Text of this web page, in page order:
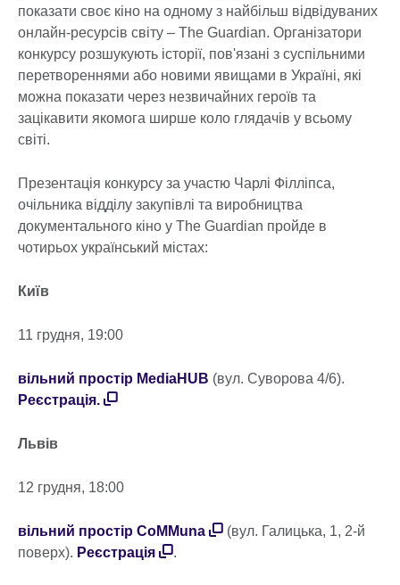
показати своє кіно на одному з найбільш відвідуваних
онлайн-ресурсів світу – The Guardian. Організатори
конкурсу розшукують історії, пов'язані з суспільними
перетвореннями або новими явищами в Україні, які
можна показати через незвичайних героїв та
зацікавити якомога ширше коло глядачів у всьому
світі.
Презентація конкурсу за участю Чарлі Філліпса,
очільника відділу закупівлі та виробництва
документального кіно у The Guardian пройде в
чотирьох український містах:
Київ
11 грудня, 19:00
вільний простір MediaHUB (вул. Суворова 4/6).
Реєстрація.
Львів
12 грудня, 18:00
вільний простір CoMMuna
(вул. Галицька, 1, 2-й
поверх). Реєстрація .